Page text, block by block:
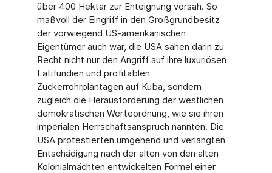
über 400 Hektar zur Enteignung vorsah. So
maßvoll der Eingriff in den Großgrundbesitz
der vorwiegend US-amerikanischen
Eigentümer auch war, die USA sahen darin zu
Recht nicht nur den Angriff auf ihre luxuriösen
Latifundien und profitablen
Zuckerrohrplantagen auf Kuba, sondern
zugleich die Herausforderung der westlichen
demokratischen Werteordnung, wie sie ihren
imperialen Herrschaftsanspruch nannten. Die
USA protestierten umgehend und verlangten
Entschädigung nach der alten von den alten
Kolonialmächten entwickelten Formel einer